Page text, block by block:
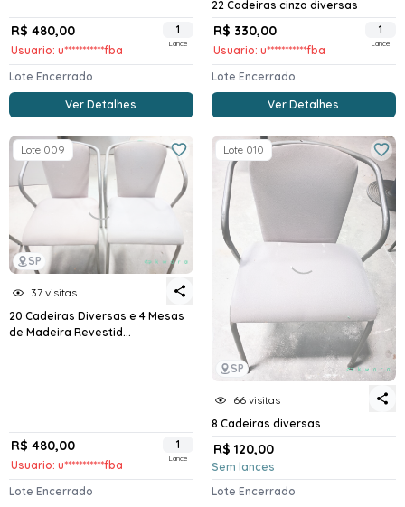
R$ 480,00
Usuario: u***********fba
1
Lance
Lote Encerrado
Ver Detalhes
22 Cadeiras cinza diversas
R$ 330,00
Usuario: u***********fba
1
Lance
Lote Encerrado
Ver Detalhes
SP
Lote 009
37 visitas
20 Cadeiras Diversas e 4 Mesas
de Madeira Revestid...
R$ 480,00
Usuario: u***********fba
1
Lance
Lote Encerrado
SP
Lote 010
66 visitas
8 Cadeiras diversas
R$ 120,00
Sem lances
Lote Encerrado